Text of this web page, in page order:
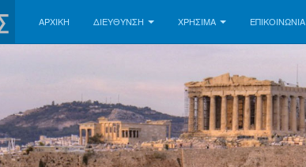
ΑΡΧΙΚΗ ΔΙΕΥΘΥΝΣΗ ΧΡΗΣΙΜΑ ΕΠΙΚΟΙΝΩΝΊΑ